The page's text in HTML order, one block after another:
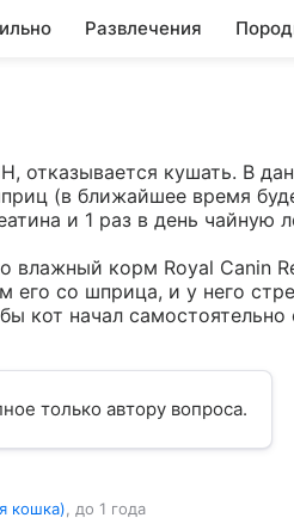
Развлечения
отказывается кушать. В
(в ближайшее время
и 1 раз в день чайную
влажный корм Royal Canin
со шприца, и у него
кот начал самостоятельно
только автору вопроса.
кошка) , до 1 года